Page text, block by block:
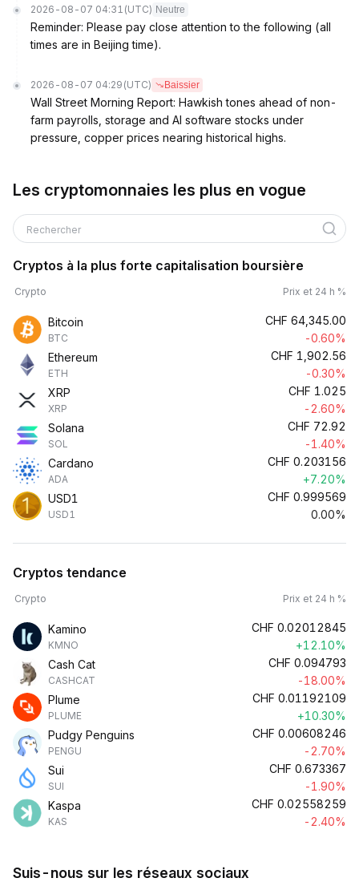
2026-08-07 04:31 (UTC) Neutre
Reminder: Please pay close attention to the following (all
times are in Beijing time).
2026-08-07 04:29 (UTC) Baissier
Wall Street Morning Report: Hawkish tones ahead of non-
farm payrolls, storage and AI software stocks under
pressure, copper prices nearing historical highs.
Les cryptomonnaies les plus en vogue
Rechercher
Cryptos à la plus forte capitalisation boursière
Crypto Prix et 24 h %
Bitcoin
BTC
CHF 64,345.00
-0.60%
Ethereum
ETH
CHF 1,902.56
-0.30%
XRP
XRP
CHF 1.025
-2.60%
Solana
SOL
CHF 72.92
-1.40%
Cardano
ADA
CHF 0.203156
+7.20%
USD1
USD1
CHF 0.999569
0.00%
Cryptos tendance
Crypto Prix et 24 h %
Kamino
KMNO
CHF 0.02012845
+12.10%
Cash Cat
CASHCAT
CHF 0.094793
-18.00%
Plume
PLUME
CHF 0.01192109
+10.30%
Pudgy Penguins
PENGU
CHF 0.00608246
-2.70%
Sui
SUI
CHF 0.673367
-1.90%
Kaspa
KAS
CHF 0.02558259
-2.40%
Suis-nous sur les réseaux sociaux